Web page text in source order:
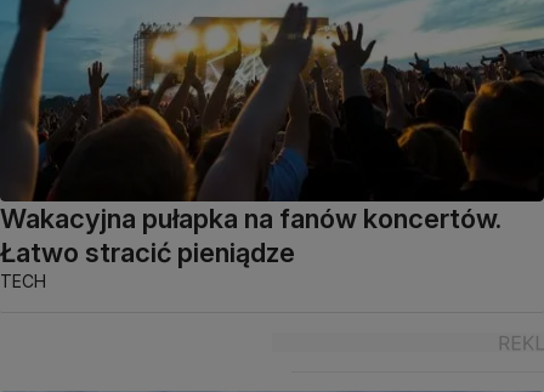
Wakacyjna pułapka na fanów koncertów.
Łatwo stracić pieniądze
TECH